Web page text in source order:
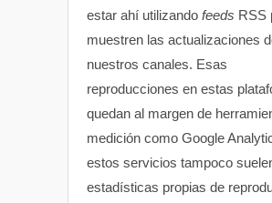
estar ahí utilizando feeds RSS
muestren las actualizaciones
nuestros canales. Esas
reproducciones en estas
quedan al margen de
medición como Google
estos servicios tampoco
estadísticas propias de